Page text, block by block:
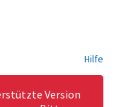
Hilfe
Version